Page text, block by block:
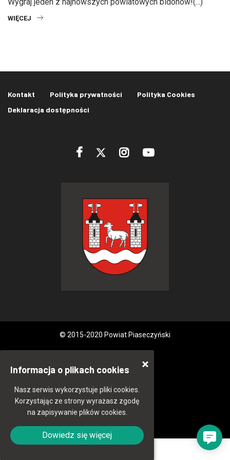
WIĘCEJ
Kontakt Polityka prywatności
Polityka Cookies
Deklaracja dostępności
© 2015-2020 Powiat Piaseczyński
Informacja o plikach cookies
Nasz serwis wykorzystuje pliki cookies.
Korzystając ze strony wyrażasz zgodę
na zapisywanie plików cookies.
Dowiedz się więcej